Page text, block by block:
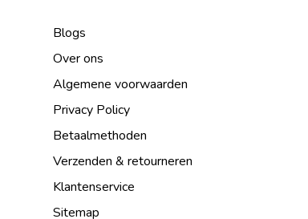
Blogs
Over ons
Algemene voorwaarden
Privacy Policy
Betaalmethoden
Verzenden & retourneren
Klantenservice
Sitemap